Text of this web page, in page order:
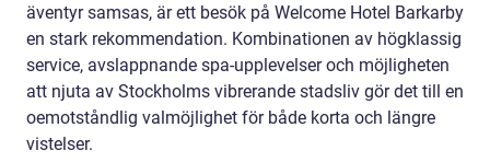
äventyr samsas, är ett besök på Welcome Hotel Barkarby
en stark rekommendation. Kombinationen av högklassig
service, avslappnande spa-upplevelser och möjligheten
att njuta av Stockholms vibrerande stadsliv gör det till en
oemotståndlig valmöjlighet för både korta och längre
vistelser.